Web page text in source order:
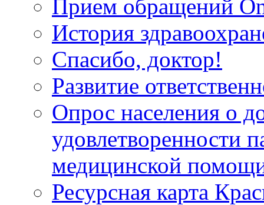
Прием обращений
История
Спасибо, доктор!
Развитие
Опрос населения о
удовлетворенности
медицинской
Ресурсная карта